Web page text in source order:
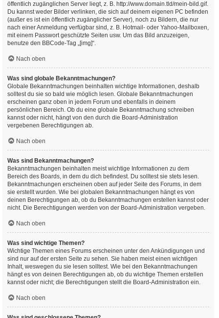
öffentlich zugänglichen Server liegt, z. B. http://www.domain.tld/mein-bild.gif.
Du kannst weder Bilder verlinken, die sich auf deinem eigenen PC befinden
(außer es ist ein öffentlich zugänglicher Server), noch zu Bildern, die nur
nach einer Anmeldung verfügbar sind, z. B. Hotmail- oder Yahoo-Mailboxen,
mit einem Passwort geschützte Seiten usw. Um das Bild anzuzeigen,
benutze den BBCode-Tag „[img]“.
Nach oben
Was sind globale Bekanntmachungen?
Globale Bekanntmachungen beinhalten wichtige Informationen, deshalb
solltest du sie so bald wie möglich lesen. Globale Bekanntmachungen
erscheinen ganz oben in jedem Forum und ebenfalls in deinem
persönlichen Bereich. Ob du eine globale Bekanntmachung schreiben
kannst oder nicht, hängt von den durch die Board-Administration
vergebenen Berechtigungen ab.
Nach oben
Was sind Bekanntmachungen?
Bekanntmachungen beinhalten meist wichtige Informationen zu dem
Bereich des Boards, in dem du dich befindest. Du solltest sie stets lesen.
Bekanntmachungen erscheinen oben auf jeder Seite des Forums, in dem
sie erstellt wurden. Wie bei globalen Bekanntmachungen hängt es von
deinen Berechtigungen ab, ob du Bekanntmachungen erstellen kannst oder
nicht. Die Berechtigungen werden von der Board-Administration vergeben.
Nach oben
Was sind wichtige Themen?
Wichtige Themen eines Forums erscheinen unter den Ankündigungen und
sind nur auf der ersten Seite zu sehen. Sie haben meist einen wichtigen
Inhalt, weswegen du sie lesen solltest. Wie bei den Bekanntmachungen
hängt es von deinen Berechtigungen ab, ob du wichtige Themen erstellen
kannst oder nicht; die Berechtigungen stellt die Board-Administration ein.
Nach oben